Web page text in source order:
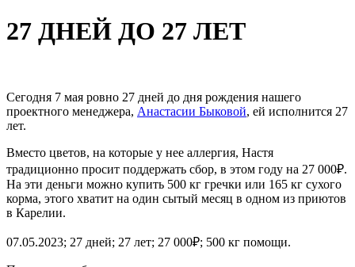
27 ДНЕЙ ДО 27 ЛЕТ
Сегодня 7 мая ровно 27 дней до дня рождения нашего
проектного менеджера, Анастасии Быковой, ей исполнится 27
лет.
Вместо цветов, на которые у нее аллергия, Настя
традиционно просит поддержать сбор, в этом году на 27 000₽.
На эти деньги можно купить 500 кг гречки или 165 кг сухого
корма, этого хватит на один сытый месяц в одном из приютов
в Карелии.
07.05.2023; 27 дней; 27 лет; 27 000₽; 500 кг помощи.